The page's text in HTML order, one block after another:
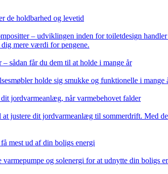
de holdbarhed og levetid
– udviklingen inden for toiletdesign
mere værdi for pengene.
sådan får du dem til at holde i mange år
holde sig smukke og funktionelle i
jordvarmeanlæg, når varmebehovet falder
justere dit jordvarmeanlæg til sommerdrift. Med
mest ud af din boligs energi
og solenergi for at udnytte din